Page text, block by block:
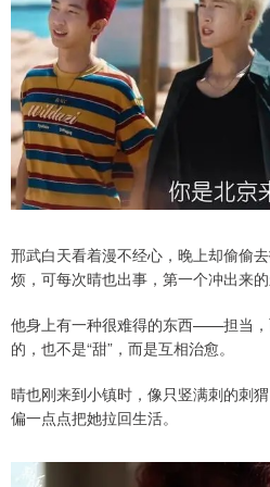
邢武白天看着漫不经心，晚上却偷偷
烦，可每次晴也出事，第一个冲出来的
他身上有一种很难得的东西——担当，
的，也不是“甜”，而是互相治愈。
晴也刚来到小镇时，像只竖满刺的刺
偏一点点把她拉回生活。